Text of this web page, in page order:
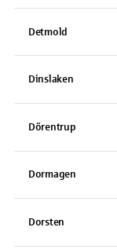
Detmold
Dinslaken
Dörentrup
Dormagen
Dorsten